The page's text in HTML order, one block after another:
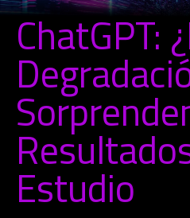
ChatGPT:
Estudio